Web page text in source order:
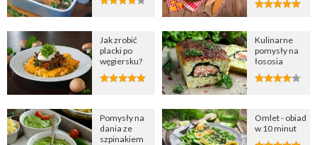
Jak zrobić
placki po
węgiersku?
Pomysły na
dania ze
szpinakiem
Kulinarne
pomysły na
łososia
Omlet - obiad
w 10 minut